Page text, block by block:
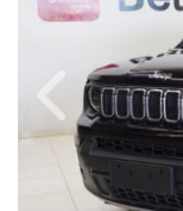
Previous